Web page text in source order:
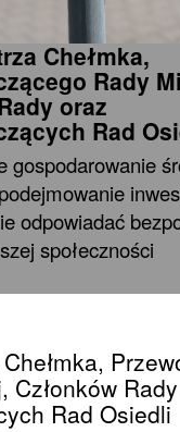
Chełmka,
Rady
oraz
Rad
gospodarowanie
odpowiadać
społeczności
Członków
Rad Osiedli